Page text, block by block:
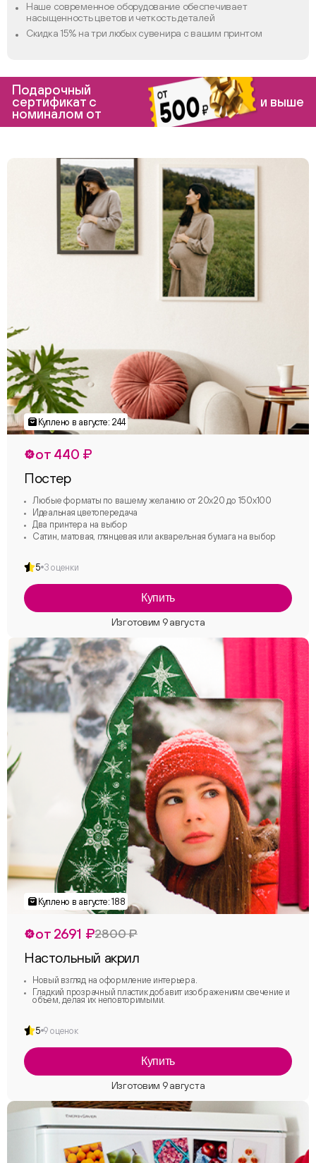
Наше современное оборудование обеспечивает
насыщенность цветов и четкость деталей
Скидка 15% на три любых сувенира с вашим принтом
Подарочный
сертификат с
номиналом от
и выше
от 440 ₽
Постер
Любые форматы по вашему желанию от 20х20 до 150х100
Идеальная цветопередача
Два принтера на выбор
Сатин, матовая, глянцевая или акварельная бумага на выбор
5 3 оценки
Купить
от 2691 ₽2800 ₽
Настольный акрил
Новый взгляд на оформление интерьера.
Гладкий прозрачный пластик добавит изображениям свечение и
объем, делая их неповторимыми.
5 9 оценок
Купить